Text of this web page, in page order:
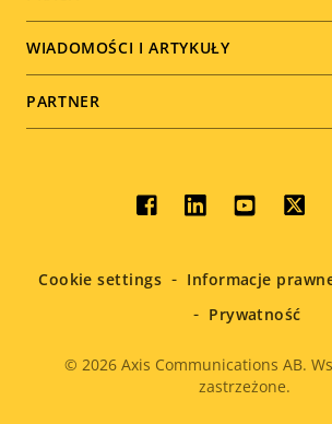
WIADOMOŚCI I ARTYKUŁY
PARTNER
Social
menu
© 2026 Axis Communications AB.
zastrzeżone.
Cookie settings Informacje
Prywatność